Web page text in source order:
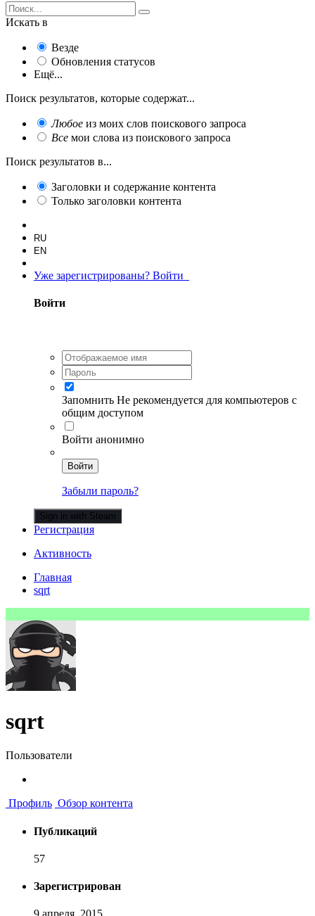
Искать в
Везде
Обновления статусов
Ещё...
Поиск результатов, которые содержат...
Любое из моих слов поискового запроса
Все мои слова из поискового запроса
Поиск результатов в...
Заголовки и содержание контента
Только заголовки контента
RU
EN
Уже зарегистрированы? Войти
Войти
Запомнить Не рекомендуется для компьютеров с
общим доступом
Войти анонимно
Войти
Забыли пароль?
Sign in with Steam
Регистрация
Активность
Главная
sqrt
sqrt
Пользователи
Профиль Обзор контента
Публикаций
57
Зарегистрирован